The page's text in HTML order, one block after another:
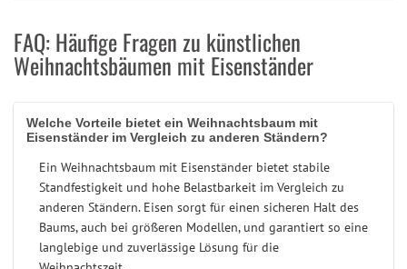
FAQ: Häufige Fragen zu künstlichen
Weihnachtsbäumen mit Eisenständer
Welche Vorteile bietet ein Weihnachtsbaum mit
Eisenständer im Vergleich zu anderen Ständern?
Ein Weihnachtsbaum mit Eisenständer bietet stabile
Standfestigkeit und hohe Belastbarkeit im Vergleich zu
anderen Ständern. Eisen sorgt für einen sicheren Halt des
Baums, auch bei größeren Modellen, und garantiert so eine
langlebige und zuverlässige Lösung für die